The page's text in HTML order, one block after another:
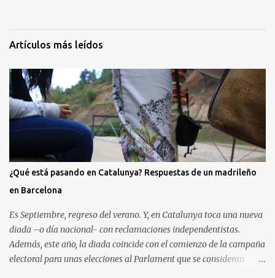
Artículos más leídos
¿Qué está pasando en Catalunya? Respuestas de un madrileño
en Barcelona
Es Septiembre, regreso del verano. Y, en Catalunya toca una nueva
diada –o día nacional- con reclamaciones independentistas.
Además, este año, la diada coincide con el comienzo de la campaña
electoral para unas elecciones al Parlament que se consideran